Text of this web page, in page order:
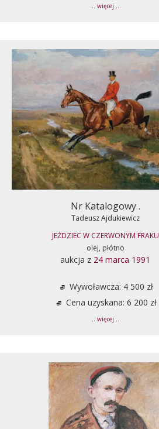
... więcej ...
Nr Katalogowy .
Tadeusz Ajdukiewicz
JEŹDZIEC W CZERWONYM FRAKU
olej, płótno
aukcja z 24 marca 1991
Wywoławcza: 4 500 zł
Cena uzyskana: 6 200 zł
... więcej ...